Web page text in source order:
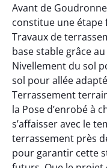
Avant de
constitue une étape
Travaux de
base stable grâce
Nivellement du sol
sol pour allée
Terrassement
la Pose d’enrobé à
s’affaisser avec le
terrassement près
pour garantir cette